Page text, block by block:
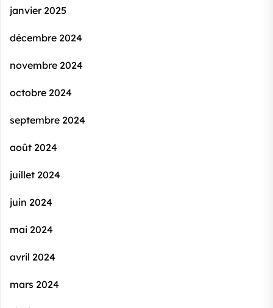
janvier 2025
décembre 2024
novembre 2024
octobre 2024
septembre 2024
août 2024
juillet 2024
juin 2024
mai 2024
avril 2024
mars 2024